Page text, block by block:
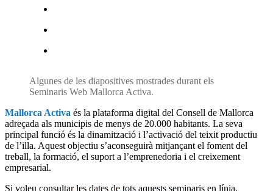
Algunes de les diapositives mostrades durant els
Seminaris Web Mallorca Activa.
Mallorca Activa és la plataforma digital del Consell de Mallorca
adreçada als municipis de menys de 20.000 habitants. La seva
principal funció és la dinamització i l’activació del teixit productiu
de l’illa. Aquest objectiu s’aconseguirà mitjançant el foment del
treball, la formació, el suport a l’emprenedoria i el creixement
empresarial.
Si voleu consultar les dates de tots aquests seminaris en línia,